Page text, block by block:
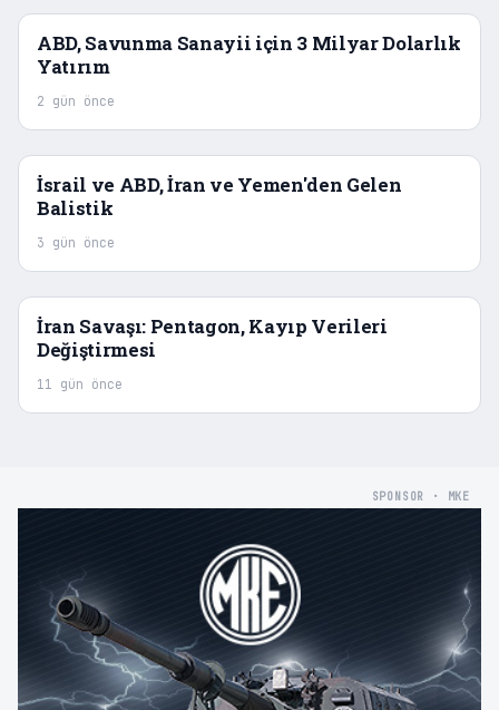
ABD, Savunma Sanayii için 3 Milyar Dolarlık
Yatırım
2 gün önce
İsrail ve ABD, İran ve Yemen'den Gelen
Balistik
3 gün önce
İran Savaşı: Pentagon, Kayıp Verileri
Değiştirmesi
11 gün önce
SPONSOR · MKE